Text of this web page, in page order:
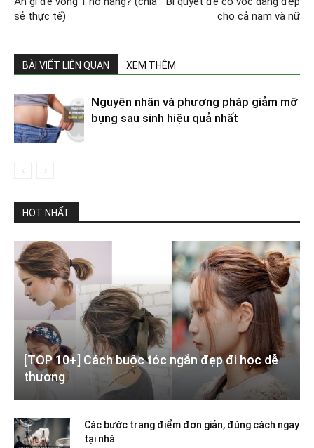
sẻ thực tế)
cho cả nam và nữ
BÀI VIẾT LIÊN QUAN XEM THÊM
Nguyên nhân và phương pháp giảm mỡ
bụng sau sinh hiệu quả nhất
HOT NHẤT
[TOP 10+] Cách buộc tóc ngắn đẹp đi học dễ
thương
Các bước trang điểm đơn giản, đúng cách ngay
tại nhà